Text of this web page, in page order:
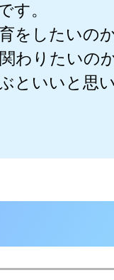
す。
をしたいの
わりたいの
といいと思